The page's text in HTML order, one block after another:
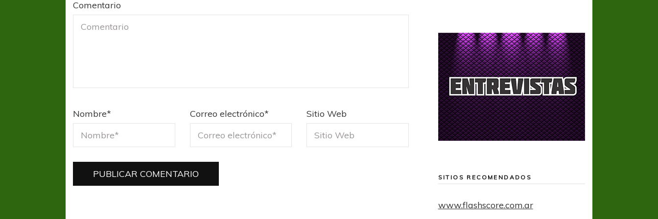
Comentario
Nombre* Correo electrónico* Sitio Web
SITIOS RECOMENDADOS
www.flashscore.com.ar